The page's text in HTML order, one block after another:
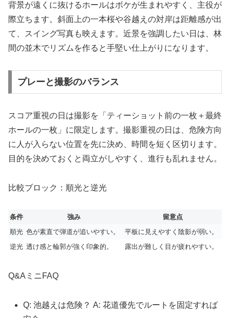
背景が遠くに抜けるホールはボケが生まれやすく、主役が
際立ちます。斜面上の一本桜や谷越えの対岸は距離感が出
て、スイング写真も映えます。近景を強調したい日は、林
間の並木でリズムを作ると手堅い仕上がりになります。
プレーと撮影のバランス
スコア重視の日は撮影を「ティーショット前の一枚＋最終
ホールの一枚」に限定します。撮影重視の日は、危険方向
に人が入らない位置を先に決め、時間を短く区切ります。
目的を決めておくと両立がしやすく、進行も乱れません。
比較ブロック：順光と逆光
条件 強み
留意点
順光 色が素直で弾道が追いやすい。
平板に見えやすく陰影が弱い。
逆光 透け感と輪郭が強く印象的。 露出が難しく目が疲れやすい。
Q&AミニFAQ
Q: 池越えは危険？ A: 花道優先でルートを固定すれば